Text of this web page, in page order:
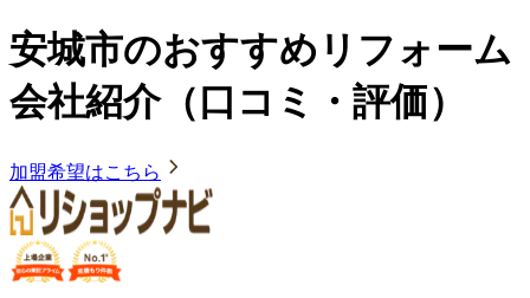
安城市のおすすめリフォーム
会社紹介（口コミ・評価）
加盟希望はこちら